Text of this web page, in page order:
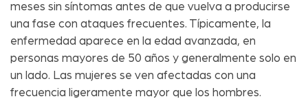
meses sin síntomas antes de que vuelva a producirse
una fase con ataques frecuentes. Típicamente, la
enfermedad aparece en la edad avanzada, en
personas mayores de 50 años y generalmente solo en
un lado. Las mujeres se ven afectadas con una
frecuencia ligeramente mayor que los hombres.